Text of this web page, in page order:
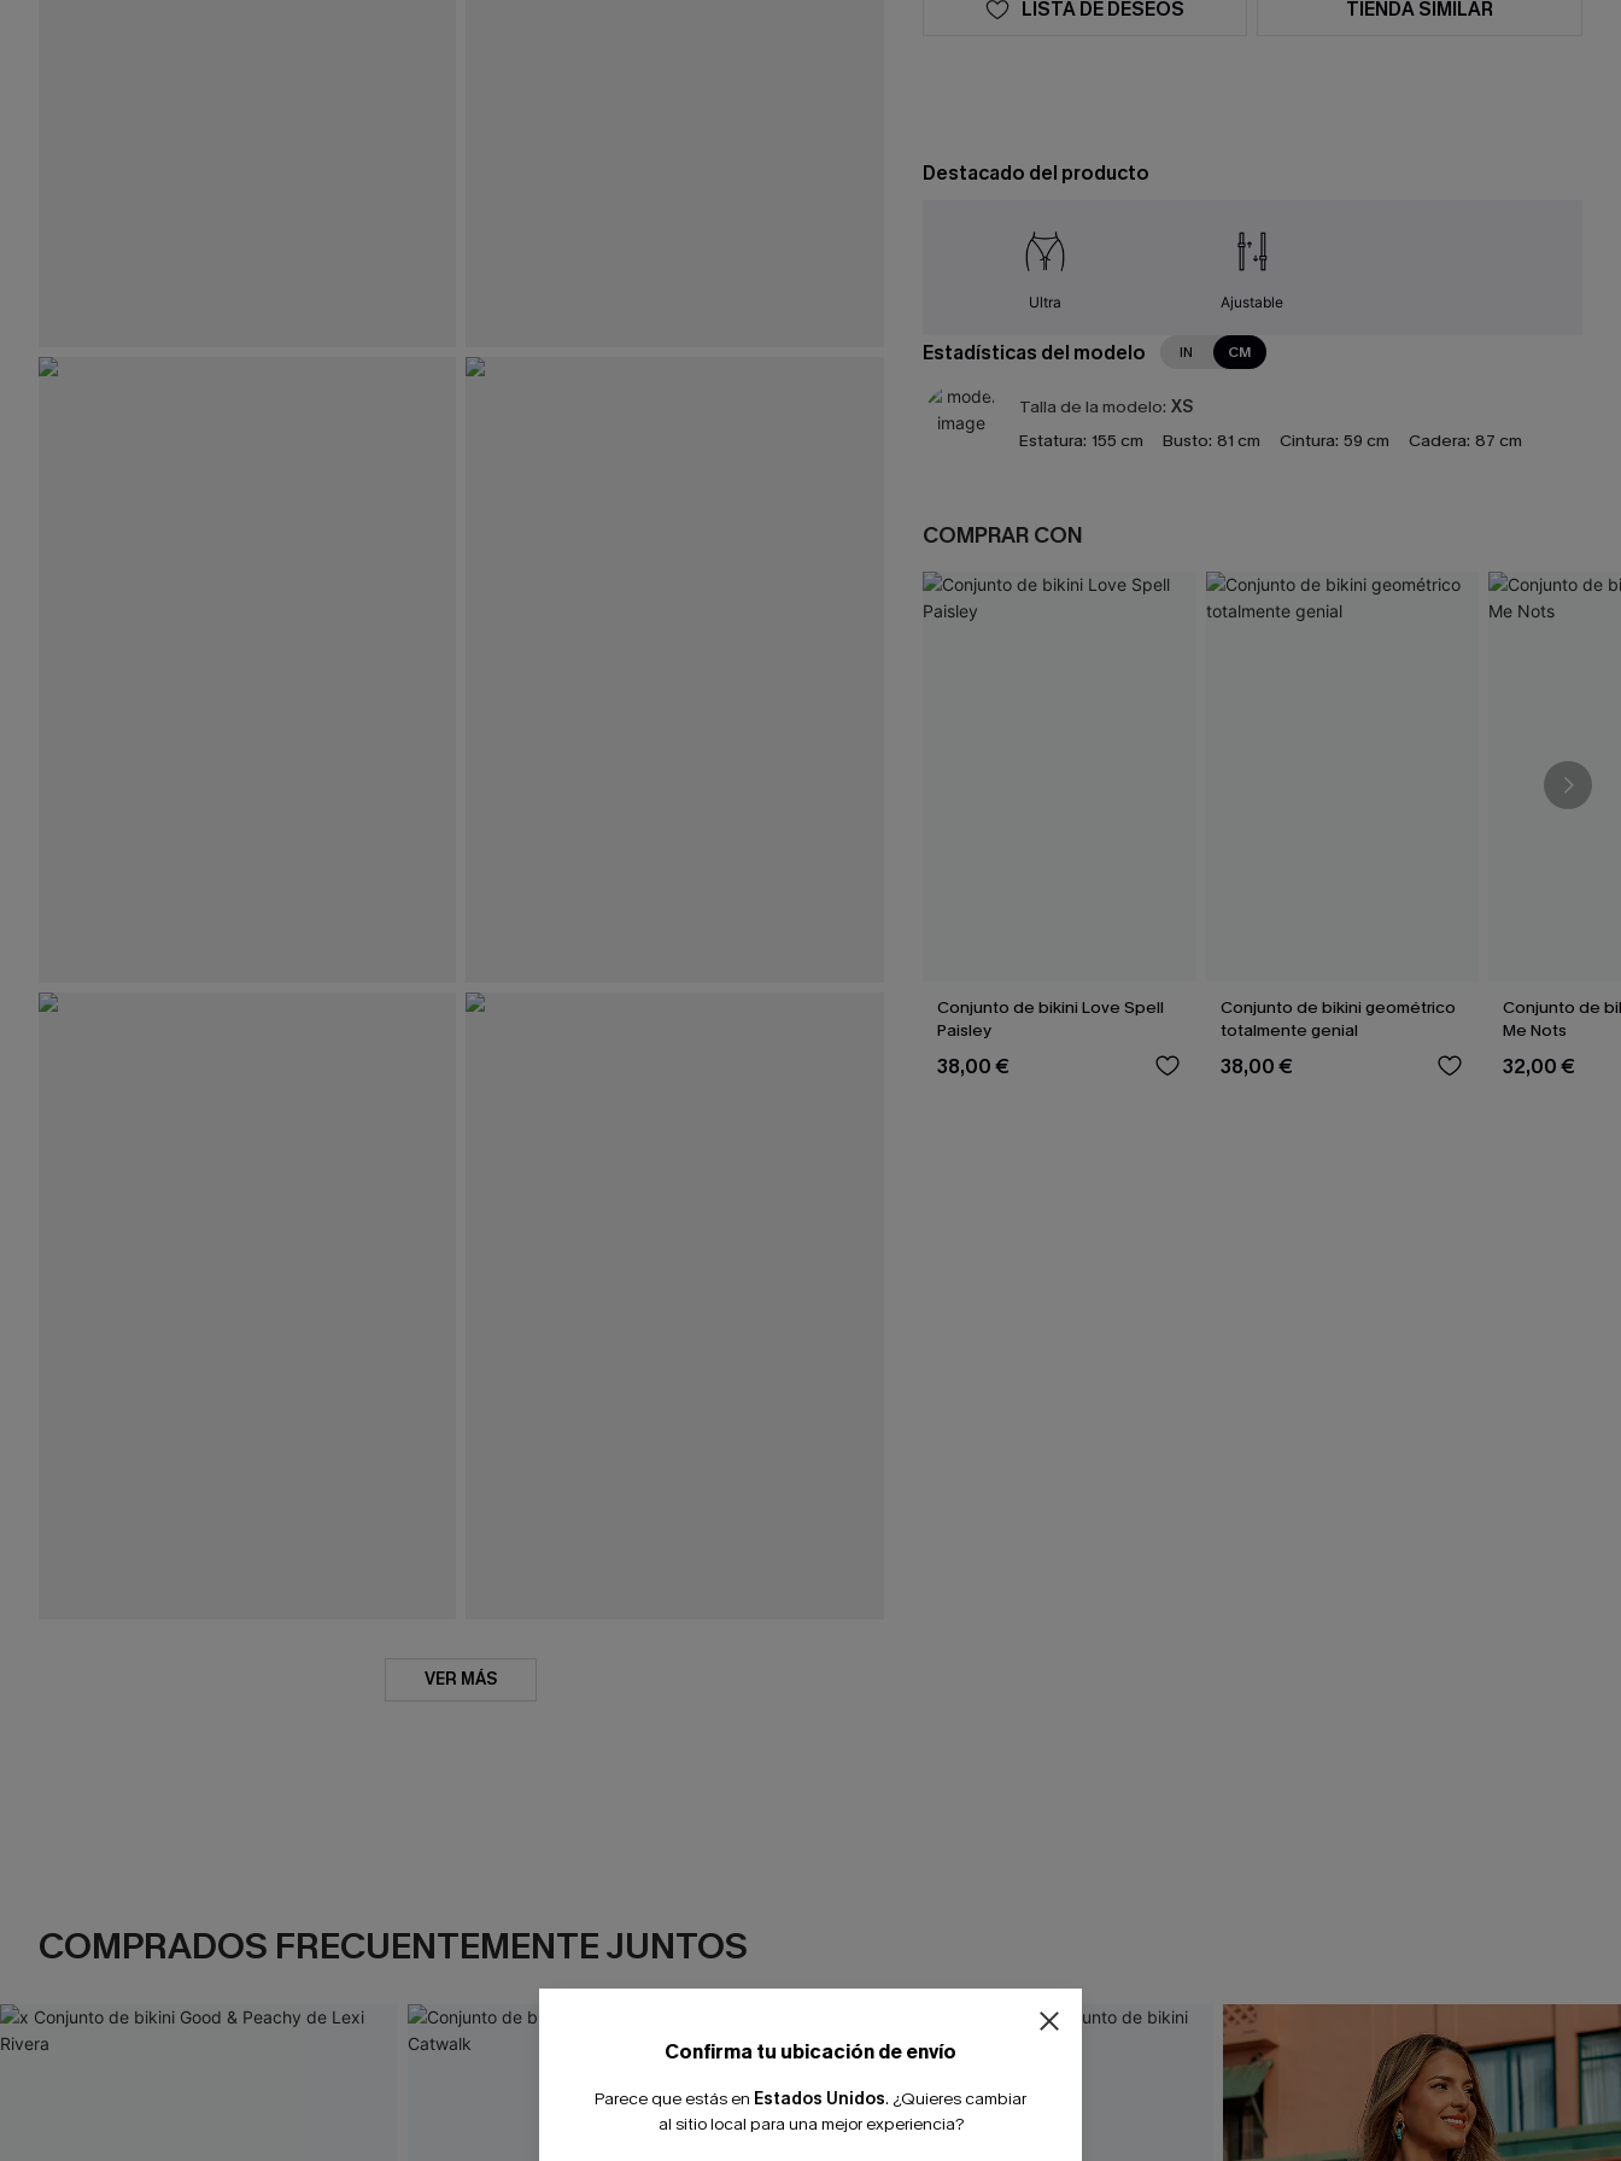
VER MÁS
LISTA DE DESEOS TIENDA SIMILAR
Destacado del producto
Ultra Ajustable
Estadísticas del modelo IN CM
Talla de la modelo: XS
Estatura: 155 cm Busto: 81 cm Cintura: 59 cm Cadera: 87 cm
COMPRAR CON
Conjunto de bikini Love Spell
Paisley
38,00 €
Conjunto de bikini geométrico
totalmente genial
38,00 €
Conjunto de
Me Nots
32,00 €
COMPRADOS FRECUENTEMENTE JUNTOS
Confirma tu ubicación de envío
Parece que estás en Estados Unidos. ¿Quieres cambiar
al sitio local para una mejor experiencia?
-10% extra sin compra mínima